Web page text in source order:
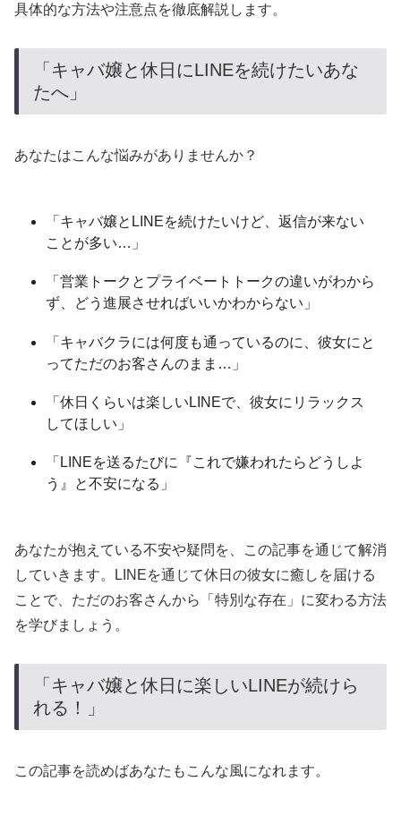
具体的な方法や注意点を徹底解説します。
「キャバ嬢と休日にLINEを続けたいあな
たへ」
あなたはこんな悩みがありませんか？
「キャバ嬢とLINEを続けたいけど、返信が来ない
ことが多い…」
「営業トークとプライベートトークの違いがわから
ず、どう進展させればいいかわからない」
「キャバクラには何度も通っているのに、彼女にと
ってただのお客さんのまま…」
「休日くらいは楽しいLINEで、彼女にリラックス
してほしい」
「LINEを送るたびに『これで嫌われたらどうしよ
う』と不安になる」
あなたが抱えている不安や疑問を、この記事を通じて解消
していきます。LINEを通じて休日の彼女に癒しを届ける
ことで、ただのお客さんから「特別な存在」に変わる方法
を学びましょう。
「キャバ嬢と休日に楽しいLINEが続けら
れる！」
この記事を読めばあなたもこんな風になれます。